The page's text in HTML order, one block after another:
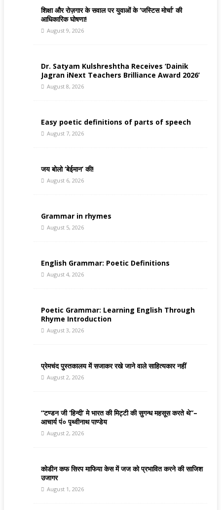
शिक्षा और रोज़गार के सवाल पर युवाओं के ‘जस्टिस मोर्चा’ की
आधिकारिक घोषणा!
August 9, 2026
Dr. Satyam Kulshreshtha Receives ‘Dainik
Jagran iNext Teachers Brilliance Award 2026’
August 8, 2026
Easy poetic definitions of parts of speech
August 7, 2026
जय बोलो ‘बेईमान’ की!
August 6, 2026
Grammar in rhymes
August 5, 2026
English Grammar: Poetic Definitions
August 4, 2026
Poetic Grammar: Learning English Through
Rhyme Introduction
August 3, 2026
प्रेमचंद पुस्तकालय में सजाकर रखे जाने वाले साहित्यकार नहीं
August 2, 2026
“टण्डन जी ‘हिन्दी’ मे भारत की मिट्टी की सुगन्ध महसूस करते थे”–
आचार्य पं० पृथ्वीनाथ पाण्डेय
August 2, 2026
कोडीन कफ सिरप माफिया केस में जज को प्रभावित करने की साजिश
उजागर
August 1, 2026